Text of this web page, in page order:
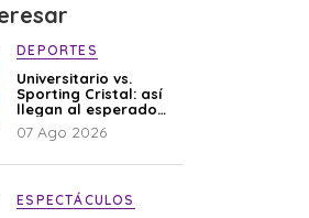
DEPORTES
Universitario vs.
Sporting Cristal: así
llegan al esperado
duelo
07 Ago 2026
ESPECTÁCULOS